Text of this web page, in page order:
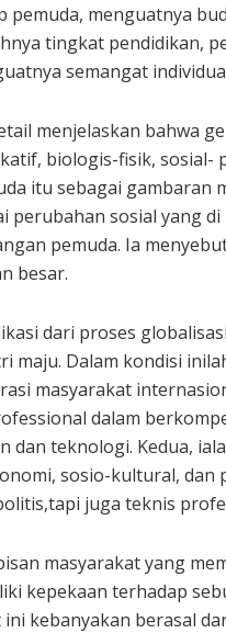
pemuda, menguatnya
tingkat pendidikan,
semangat
menjelaskan bahwa
biologis-fisik, sosial-
itu sebagai gambaran
perubahan sosial yang
pemuda. Ia
besar.
dari proses
maju. Dalam kondisi
masyarakat
dalam
dan teknologi. Kedua,
sosio-kultural, dan
juga teknis
masyarakat yang
kepekaan terhadap
kebanyakan berasal